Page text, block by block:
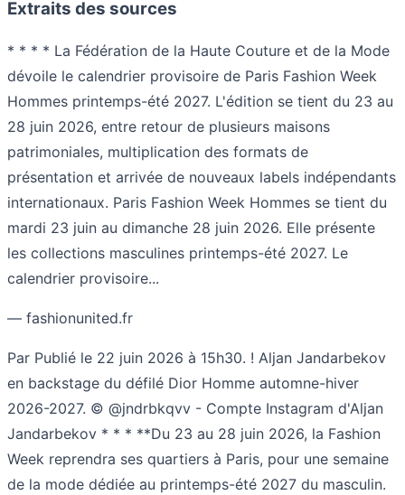
Extraits des sources
* * * * La Fédération de la Haute Couture et de la Mode
dévoile le calendrier provisoire de Paris Fashion Week
Hommes printemps-été 2027. L'édition se tient du 23 au
28 juin 2026, entre retour de plusieurs maisons
patrimoniales, multiplication des formats de
présentation et arrivée de nouveaux labels indépendants
internationaux. Paris Fashion Week Hommes se tient du
mardi 23 juin au dimanche 28 juin 2026. Elle présente
les collections masculines printemps-été 2027. Le
calendrier provisoire...
— fashionunited.fr
Par Publié le 22 juin 2026 à 15h30. ! Aljan Jandarbekov
en backstage du défilé Dior Homme automne-hiver
2026-2027. © @jndrbkqvv - Compte Instagram d'Aljan
Jandarbekov * * * **Du 23 au 28 juin 2026, la Fashion
Week reprendra ses quartiers à Paris, pour une semaine
de la mode dédiée au printemps-été 2027 du masculin.